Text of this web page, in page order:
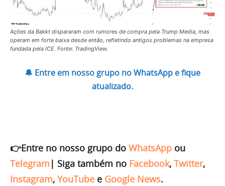
Ações da Bakkt dispararam com rumores de compra pela Trump Media, mas
operam em forte baixa desde então, refletindo antigos problemas na empresa
fundada pela ICE. Fonte: TradingView.
🔔 Entre em nosso grupo no WhatsApp e fique
atualizado.
👉Entre no nosso grupo do WhatsApp ou
Telegram | Siga também no Facebook, Twitter,
Instagram, YouTube e Google News.